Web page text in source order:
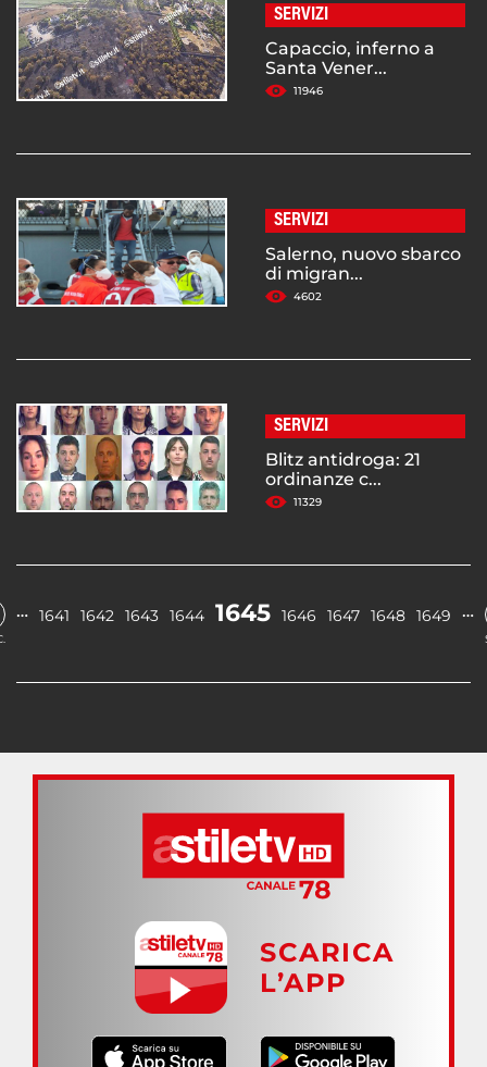
SERVIZI
Capaccio, inferno a
Santa Vener...
11946
SERVIZI
Salerno, nuovo sbarco
di migran...
4602
SERVIZI
Blitz antidroga: 21
ordinanze c...
11329
… 1641 1642 1643 1644 1645 1646 1647 1648 1649 …
SCARICA
L’APP